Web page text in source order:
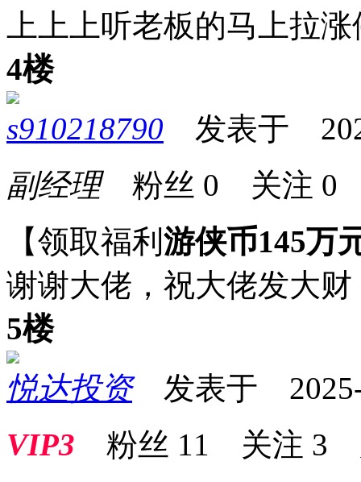
上上上听老板的马上拉
4楼
s910218790 发表于
副经理粉丝 0 关注 0
【领取福利 游侠币145万
谢谢大佬，祝大佬发大财
5楼
悦达投资发表于 2025-
VIP3 粉丝 11 关注 3